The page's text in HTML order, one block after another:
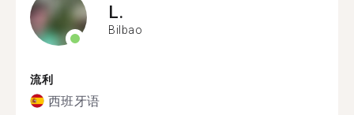
L.
Bilbao
流利
西班牙语